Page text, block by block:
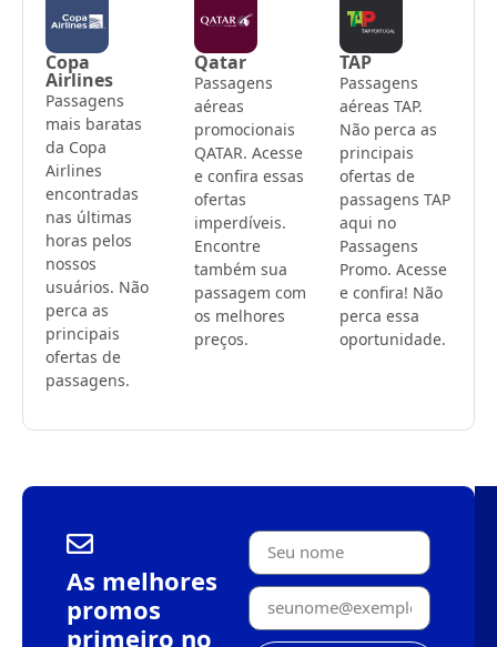
Copa
Airlines
Passagens
mais baratas
da Copa
Airlines
encontradas
nas últimas
horas pelos
nossos
usuários. Não
perca as
principais
ofertas de
passagens.
Qatar
Passagens
aéreas
promocionais
QATAR. Acesse
e confira essas
ofertas
imperdíveis.
Encontre
também sua
passagem com
os melhores
preços.
TAP
Passagens
aéreas TAP.
Não perca as
principais
ofertas de
passagens TAP
aqui no
Passagens
Promo. Acesse
e confira! Não
perca essa
oportunidade.
As melhores
promos
primeiro no